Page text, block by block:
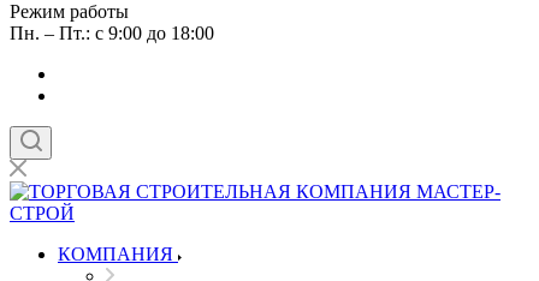
Режим работы
Пн. – Пт.: с 9:00 до 18:00
КОМПАНИЯ